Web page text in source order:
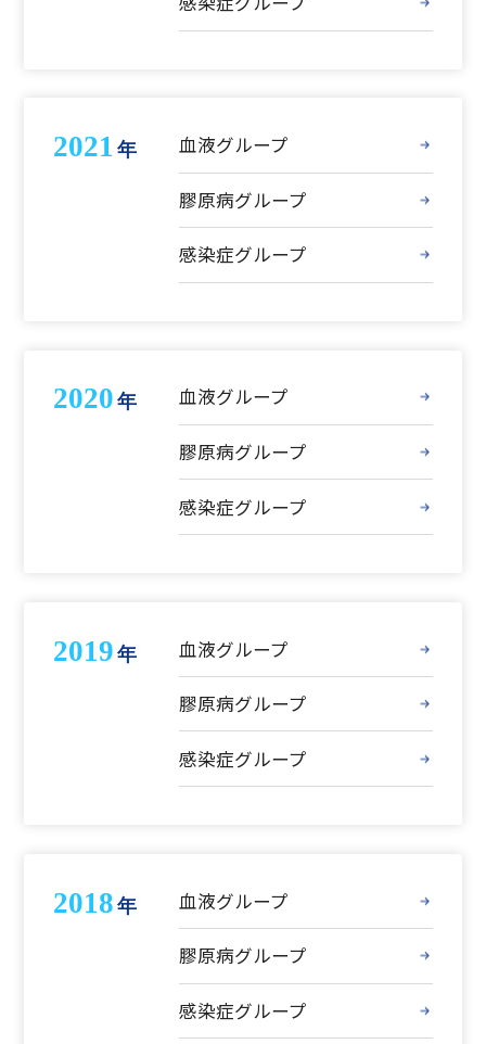
2021 年 血液グループ
膠原病グループ
感染症グループ
2020 年 血液グループ
膠原病グループ
感染症グループ
2019 年 血液グループ
膠原病グループ
感染症グループ
2018 年 血液グループ
膠原病グループ
感染症グループ